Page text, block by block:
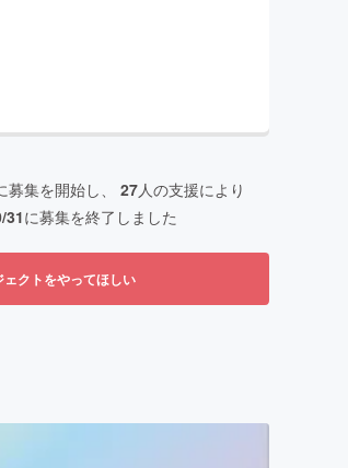
募集を開始し、 27人の支援により
31に募集を終了しました
ェクトをやってほしい